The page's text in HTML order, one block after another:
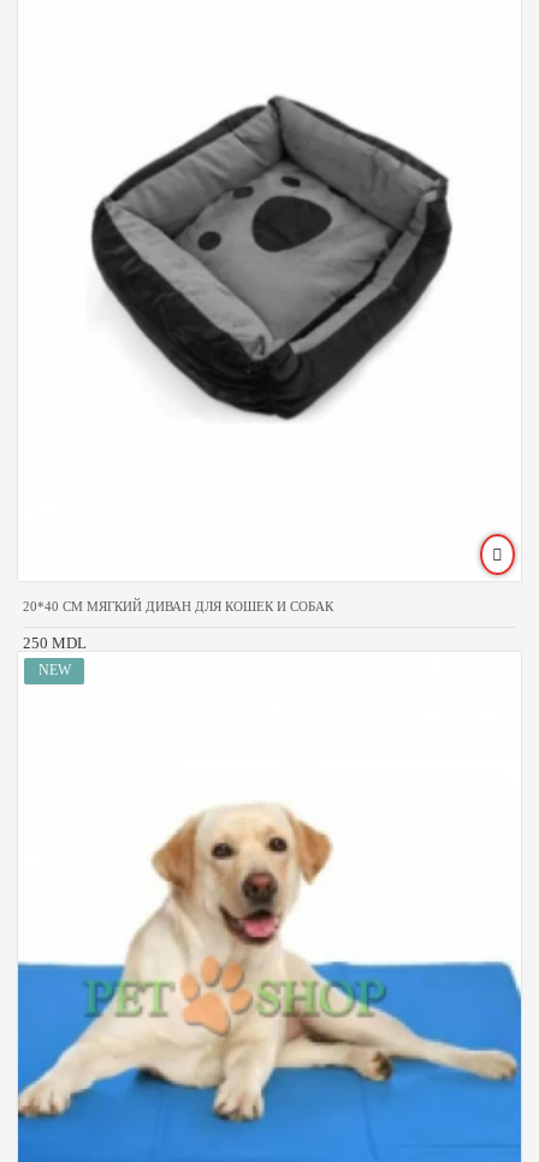
20*40 CM МЯГКИЙ ДИВАН ДЛЯ КОШЕК И СОБАК
250 MDL